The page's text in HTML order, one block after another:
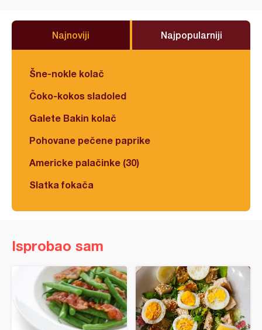
Najnoviji Najpopularniji
Šne-nokle kolač
Čoko-kokos sladoled
Galete Bakin kolač
Pohovane pečene paprike
Americke palačinke (30)
Slatka fokača
Isprobao sam